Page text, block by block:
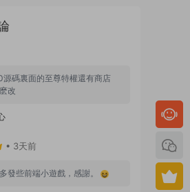
源碼裏面的至尊特權還有商店
改
• 3天前
發些前端小遊戲，感謝。